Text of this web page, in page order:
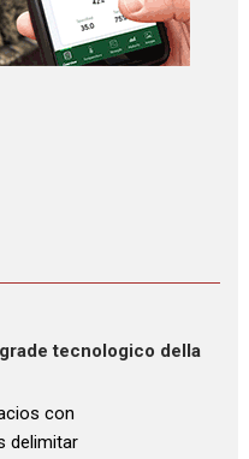
tecnologico della
con
delimitar